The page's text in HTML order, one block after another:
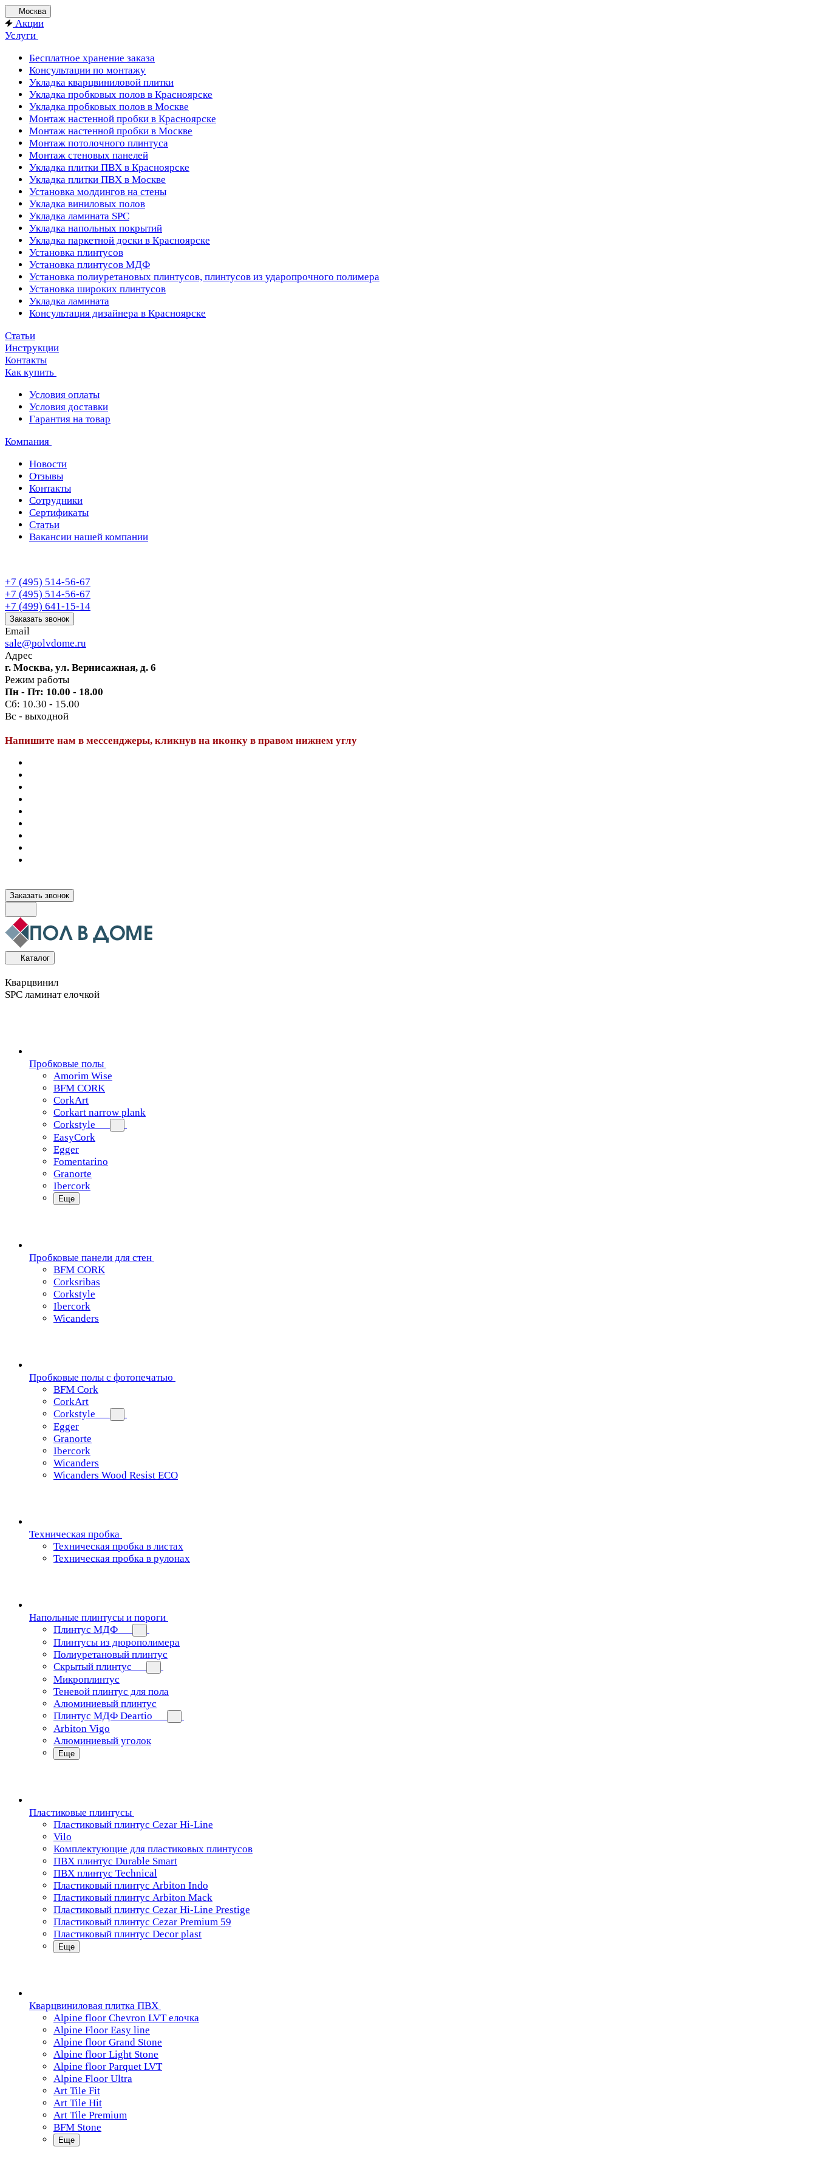
Москва
Акции
Услуги
Бесплатное хранение заказа
Консультации по монтажу
Укладка кварцвиниловой плитки
Укладка пробковых полов в Красноярске
Укладка пробковых полов в Москве
Монтаж настенной пробки в Красноярске
Монтаж настенной пробки в Москве
Монтаж потолочного плинтуса
Монтаж стеновых панелей
Укладка плитки ПВХ в Красноярске
Укладка плитки ПВХ в Москве
Установка молдингов на стены
Укладка виниловых полов
Укладка ламината SPC
Укладка напольных покрытий
Укладка паркетной доски в Красноярске
Установка плинтусов
Установка плинтусов МДФ
Установка полиуретановых плинтусов, плинтусов из ударопрочного полимера
Установка широких плинтусов
Укладка ламината
Консультация дизайнера в Красноярске
Статьи
Инструкции
Контакты
Как купить
Условия оплаты
Условия доставки
Гарантия на товар
Компания
Новости
Отзывы
Контакты
Сотрудники
Сертификаты
Статьи
Вакансии нашей компании
+7 (495) 514-56-67
+7 (495) 514-56-67
+7 (499) 641-15-14
Заказать звонок
Email
sale@polvdome.ru
Адрес
г. Москва, ул. Вернисажная, д. 6
Режим работы
Пн - Пт: 10.00 - 18.00
Сб: 10.30 - 15.00
Вс - выходной
Напишите нам в мессенджеры, кликнув на иконку в правом нижнем углу
Заказать звонок
Каталог
Кварцвинил
SPC ламинат елочкой
Пробковые полы
Amorim Wise
BFM CORK
CorkArt
Corkart narrow plank
Corkstyle
EasyCork
Egger
Fomentarino
Granorte
Ibercork
Еще
Пробковые панели для стен
BFM CORK
Corksribas
Corkstyle
Ibercork
Wicanders
Пробковые полы с фотопечатью
BFM Cork
CorkArt
Corkstyle
Egger
Granorte
Ibercork
Wicanders
Wicanders Wood Resist ECO
Техническая пробка
Техническая пробка в листах
Техническая пробка в рулонах
Напольные плинтусы и пороги
Плинтус МДФ
Плинтусы из дюрополимера
Полиуретановый плинтус
Скрытый плинтус
Микроплинтус
Теневой плинтус для пола
Алюминиевый плинтус
Плинтус МДФ Deartio
Arbiton Vigo
Алюминиевый уголок
Еще
Пластиковые плинтусы
Пластиковый плинтус Cezar Hi-Line
Vilo
Комплектующие для пластиковых плинтусов
ПВХ плинтус Durable Smart
ПВХ плинтус Technical
Пластиковый плинтус Arbiton Indo
Пластиковый плинтус Arbiton Mack
Пластиковый плинтус Cezar Hi-Line Prestige
Пластиковый плинтус Cezar Premium 59
Пластиковый плинтус Decor plast
Еще
Кварцвиниловая плитка ПВХ
Alpine floor Chevron LVT елочка
Alpine Floor Easy line
Alpine floor Grand Stone
Alpine floor Light Stone
Alpine floor Parquet LVT
Alpine Floor Ultra
Art Tile Fit
Art Tile Hit
Art Tile Premium
BFM Stone
Еще